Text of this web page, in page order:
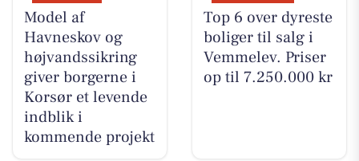
Model af
Havneskov og
højvandssikring
giver borgerne i
Korsør et levende
indblik i
kommende projekt
Top 6 over dyreste
boliger til salg i
Vemmelev. Priser
op til 7.250.000 kr